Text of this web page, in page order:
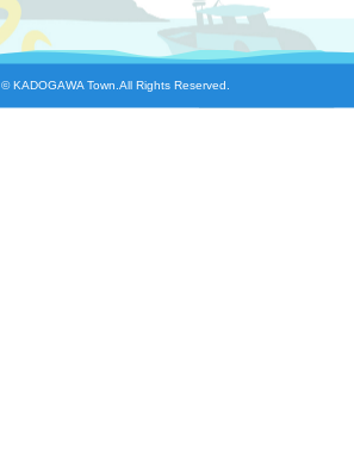
KADOGAWA Town.All Rights Reserved.